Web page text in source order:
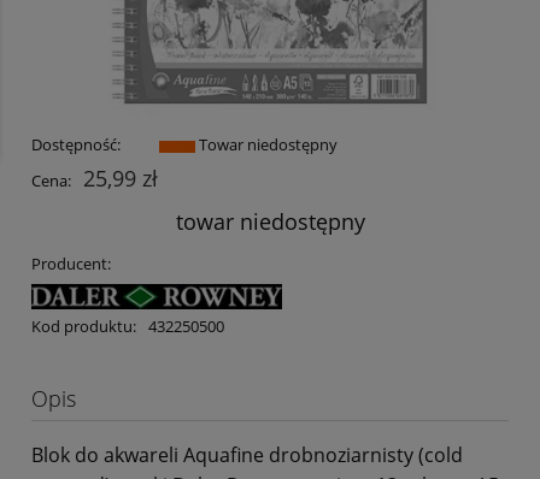
Dostępność:
Towar niedostępny
Cena:
25,99 zł
towar niedostępny
Producent:
Kod produktu: 432250500
Opis
Blok do akwareli Aquafine drobnoziarnisty (cold